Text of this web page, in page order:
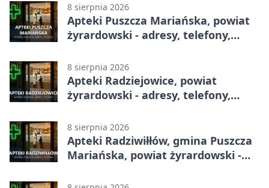
8 sierpnia 2026
Apteki Puszcza Mariańska, powiat
żyrardowski - adresy, telefony,
8 sierpnia 2026
Apteki Radziejowice, powiat
żyrardowski - adresy, telefony,
8 sierpnia 2026
Apteki Radziwiłłów, gmina Puszcza
Mariańska, powiat żyrardowski -